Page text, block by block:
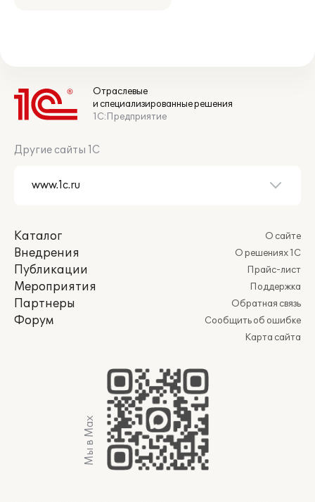
Отраслевые
и специализированные решения
1С:Предприятие
Другие сайты 1С
Каталог
Внедрения
Публикации
Мероприятия
Партнеры
Форум
О сайте
О решениях 1С
Прайс-лист
Поддержка
Обратная связь
Сообщить об ошибке
Карта сайта
Мы в Max